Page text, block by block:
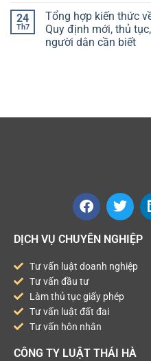
24
Th7
Tổng hợp kiến thức
Quy định mới, thủ
người dân cần biết
DỊCH VỤ CHUYÊN NGHIỆP
Tư vấn luật doanh nghiệp
Tư vấn đầu tư
Làm thủ tục giấy phép
Tư vấn luật đất đai
Tư vấn hôn nhân
CÔNG TY LUẬT THÁI HÀ